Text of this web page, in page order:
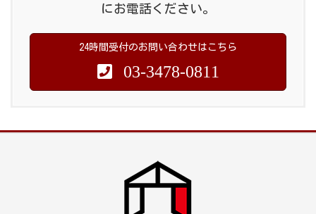
にお電話ください。
24時間受付のお問い合わせはこちら
03-3478-0811